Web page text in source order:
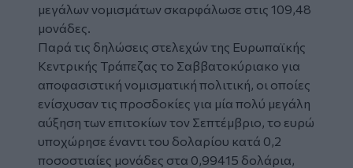
μεγάλων νομισμάτων σκαρφάλωσε στις 109,48
μονάδες.
Παρά τις δηλώσεις στελεχών της Ευρωπαϊκής
Κεντρικής Τράπεζας το Σαββατοκύριακο για
αποφασιστική νομισματική πολιτική, οι οποίες
ενίσχυσαν τις προσδοκίες για μία πολύ μεγάλη
αύξηση των επιτοκίων τον Σεπτέμβριο, το ευρώ
υποχώρησε έναντι του δολαρίου κατά 0,2
ποσοστιαίες μονάδες στα 0,99415 δολάρια,